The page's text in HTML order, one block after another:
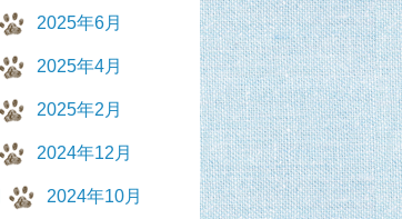
2025年6月
2025年4月
2025年2月
2024年12月
2024年10月